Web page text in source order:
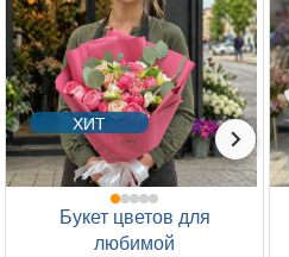
ХИТ
Букет цветов для
любимой